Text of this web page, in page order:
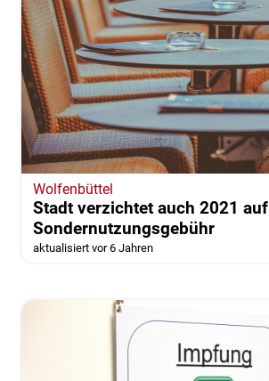
Wolfenbüttel
Stadt verzichtet auch 2021 auf
Sondernutzungsgebühr
aktualisiert vor 6 Jahren